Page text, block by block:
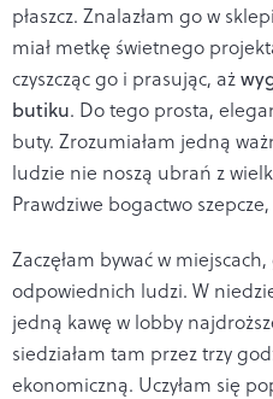
płaszcz. Znalazłam go w
miał metkę świetnego
czyszcząc go i prasując, aż
butiku. Do tego prosta,
buty. Zrozumiałam jedną
ludzie nie noszą ubrań z
Prawdziwe bogactwo szepcze,
Zaczęłam bywać w
odpowiednich ludzi. W
jedną kawę w lobby
siedziałam tam przez trzy
ekonomiczną. Uczyłam się